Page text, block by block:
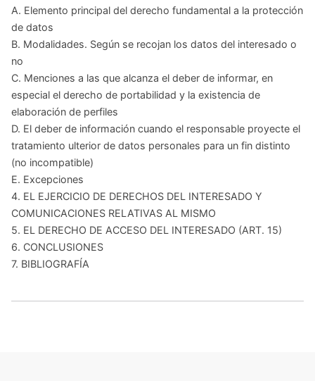
A. Elemento principal del derecho fundamental a la protección
de datos
B. Modalidades. Según se recojan los datos del interesado o
no
C. Menciones a las que alcanza el deber de informar, en
especial el derecho de portabilidad y la existencia de
elaboración de perfiles
D. El deber de información cuando el responsable proyecte el
tratamiento ulterior de datos personales para un fin distinto
(no incompatible)
E. Excepciones
4. EL EJERCICIO DE DERECHOS DEL INTERESADO Y
COMUNICACIONES RELATIVAS AL MISMO
5. EL DERECHO DE ACCESO DEL INTERESADO (ART. 15)
6. CONCLUSIONES
7. BIBLIOGRAFÍA